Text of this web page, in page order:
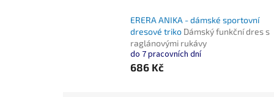
ERERA ANIKA - dámské sportovní
dresové triko Dámský funkční dres s
raglánovými rukávy
do 7 pracovních dní
686 Kč